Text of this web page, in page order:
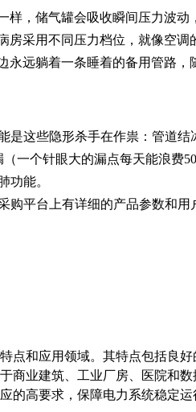
样，储气罐会吸收瞬间压力波动
房采用不同压力档位，就像空调
永远躺着一条睡着的备用管路，
是这些隐形杀手在作祟：管道
一个针眼大的漏点每天能浪费
功能。
购平台上有详细的产品参数和用
点和应用领域。其特点包括良
商业建筑、工业厂房、医院和
的高要求，保障电力系统稳定运